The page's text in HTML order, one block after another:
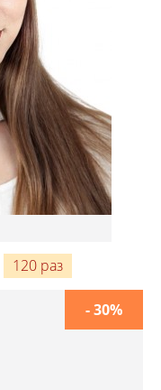
120 раз
- 30%